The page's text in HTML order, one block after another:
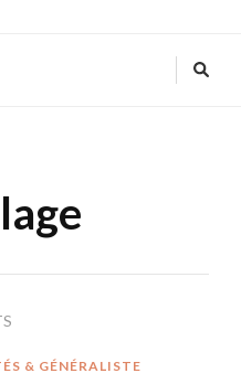
& GÉNÉRALISTE